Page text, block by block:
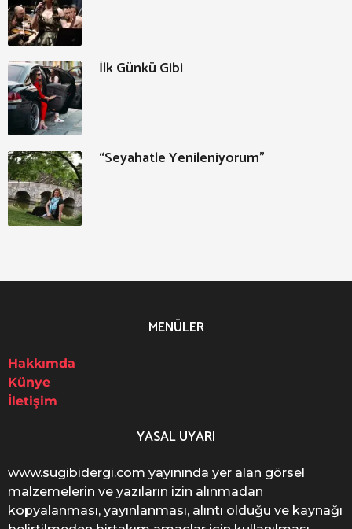
İlk Günkü Gibi
“Seyahatle Yenileniyorum”
MENÜLER
Hakkımda
Künye
İletişim
YASAL UYARI
www.sugibidergi.com yayınında yer alan görsel
malzemelerin ve yazıların izin alınmadan
kopyalanması, yayınlanması, alıntı olduğu ve kaynağı